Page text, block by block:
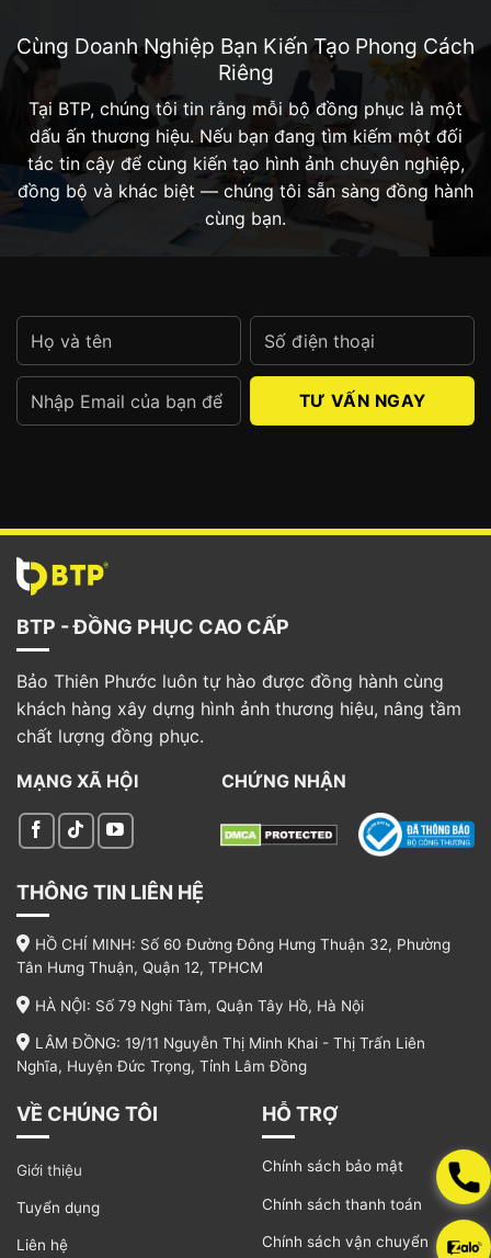
Cùng Doanh Nghiệp Bạn Kiến Tạo Phong Cách
Riêng
Tại BTP, chúng tôi tin rằng mỗi bộ đồng phục là một
dấu ấn thương hiệu. Nếu bạn đang tìm kiếm một đối
tác tin cậy để cùng kiến tạo hình ảnh chuyên nghiệp,
đồng bộ và khác biệt — chúng tôi sẵn sàng đồng hành
cùng bạn.
BTP - ĐỒNG PHỤC CAO CẤP
Bảo Thiên Phước luôn tự hào được đồng hành cùng
khách hàng xây dựng hình ảnh thương hiệu, nâng tầm
chất lượng đồng phục.
MẠNG XÃ HỘI CHỨNG NHẬN
THÔNG TIN LIÊN HỆ
HỒ CHÍ MINH: Số 60 Đường Đông Hưng Thuận 32, Phường
Tân Hưng Thuận, Quận 12, TPHCM
HÀ NỘI: Số 79 Nghi Tàm, Quận Tây Hồ, Hà Nội
LÂM ĐỒNG: 19/11 Nguyễn Thị Minh Khai - Thị Trấn Liên
Nghĩa, Huyện Đức Trọng, Tỉnh Lâm Đồng
VỀ CHÚNG TÔI
Giới thiệu
Tuyển dụng
Liên hệ
HỖ TRỢ
Chính sách bảo mật
Chính sách thanh toán
Chính sách vận chuyển